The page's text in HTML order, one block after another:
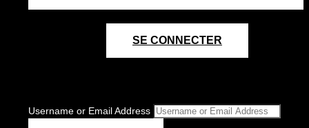
SE CONNECTER
Username or Email Address